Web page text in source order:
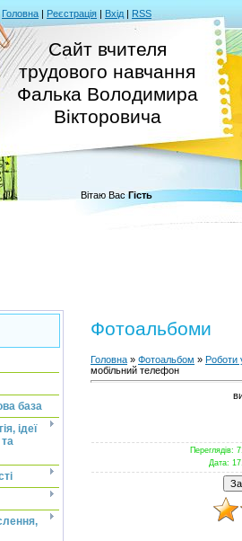
Головна | Реєстрація | Вхід | RSS
Сайт вчителя
трудового навчання
Фалька Володимира
Вікторовича
Вітаю Вас Гість
база
ідеї
Фотоальбоми
Головна » Фотоальбом » Роботи
мобільний телефон
Переглядів:
Дата: